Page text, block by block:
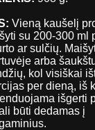
Vieną kaušelį
su 200-300 ml
ar sulčių.
arba
kol visiškai
per dieną, iš
išgerti
būti dedamas į